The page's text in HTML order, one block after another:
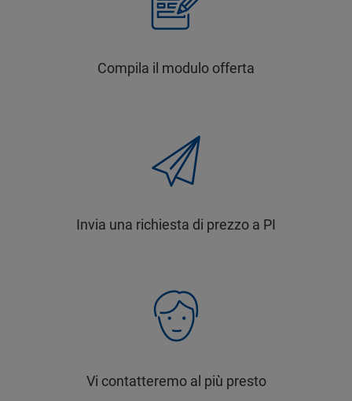
Compila il modulo offerta
Invia una richiesta di prezzo a PI
Vi contatteremo al più presto